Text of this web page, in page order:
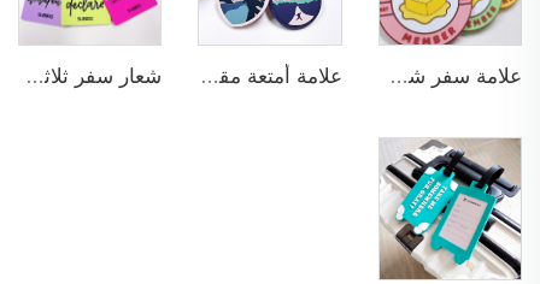
علامة سفر شخصية وهدية ترويجية مخصصة بتصميم ثلاثي الأبعاد مع بطاقة إدراج مصنوعة من PVC وgommi لنواقل الأمتعة والسفر بالطائرة علامة أمتعة مقاومة وناعمة مصنوعة من PVC وgommi بحجم قياسي ولون شفاف، تصميم مخصص ثلاثي الأبعاد لعلامات السفر على الظهر شعار سفر ثلاثي الأبعاد مخصص كهدايا ترويجية للأعمال التجارية بتصميم جديد وكمية أقل من الطلب الأدنى (MOQ) للاستخدام في الحقائب المدرسية